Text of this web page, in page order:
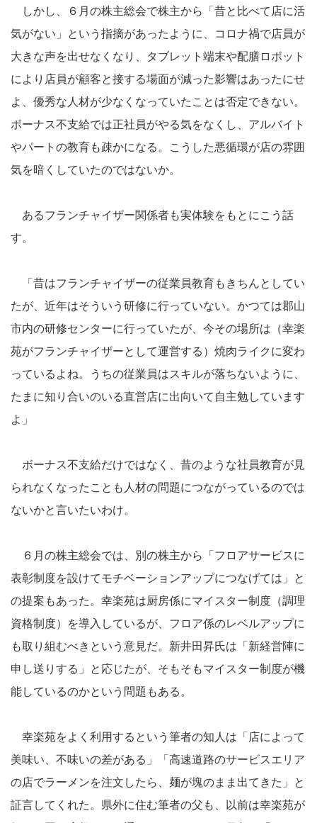
しかし、６月の株主総会で株主から「昔と比べて店に活
気がない」という指摘があったように、コロナ禍で店員が
大きな声を出せなくなり、タブレット端末や配膳ロボット
により店員が顧客と接する場面が減った影響はあったにせ
よ、優秀な人材が少なくなっていたことは否定できない。
ボーナス不支給では正社員がやる気をなくし、アルバイト
やパートの教育も疎かになる。こうした悪循環が店の雰囲
気を暗くしていたのではないか。
あるフランチャイザー関係者も実体験をもとにこう話
す。
「昔はフランチャイザーの従業員教育もきちんとしてい
たが、近年はそういう研修に行っていない。かつては郡山
市内の研修センターに行っていたが、今その場所は（幸楽
苑がフランチャイザーとして運営する）焼肉ライクに変わ
っているよね。うちの従業員はスキルが落ちないように、
たまに知り合いのいる直営店に出向いて自主勉しています
よ」
ボーナス不支給だけではなく、昔のような社員教育が見
られなくなったことも人材の問題につながっているのでは
ないかと言いたいわけ。
６月の株主総会では、別の株主から「フロアサービスに
表彰制度を設けてモチベーションアップにつなげては」と
の提案もあった。幸楽苑は厨房係にマイスター制度（調理
資格制度）を導入しているが、フロア係のレベルアップに
も取り組むべきという意見だ。新井田昇氏は「新経営陣に
申し送りする」と応じたが、そもそもマイスター制度が機
能しているのかという問題もある。
幸楽苑をよく利用するという筆者の知人は「店によって
美味い、不味いの差がある」「高速道路のサービスエリア
の店でラーメンを注文したら、麺が塊のまま出てきた」と
証言してくれた。県外に住む筆者の父も、以前は幸楽苑が